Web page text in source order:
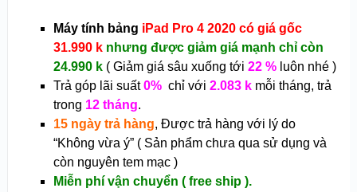
Máy tính bảng iPad Pro 4 2020 có giá gốc
31.990 k nhưng được giảm giá mạnh chỉ còn
24.990 k ( Giảm giá sâu xuống tới 22 % luôn nhé )
Trả góp lãi suất0%chỉ với 2.083 kmỗi tháng, trả
trong 12 tháng.
15 ngày trả hàng, Được trả hàng với lý do
“Không vừa ý” ( Sản phẩm chưa qua sử dụng và
còn nguyên tem mạc )
Miễn phí vận chuyển ( free ship ).